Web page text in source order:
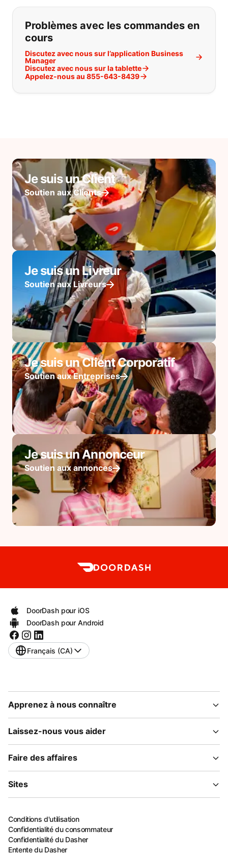
Problèmes avec les commandes en
cours
Discutez avec nous sur l’application Business
Manager
Discutez avec nous sur la tablette
Appelez-nous au 855-643-8439
Je suis un Client
Soutien aux Clients
Je suis un Livreur
Soutien aux Livreurs
Je suis un Client Corporatif
Soutien aux Entreprises
Je suis un Annonceur
Soutien aux annonces
DoorDash pour iOS
DoorDash pour Android
Français (CA)
Apprenez à nous connaître
Laissez-nous vous aider
Faire des affaires
Sites
Conditions d'utilisation
Confidentialité du consommateur
Confidentialité du Dasher
Entente du Dasher